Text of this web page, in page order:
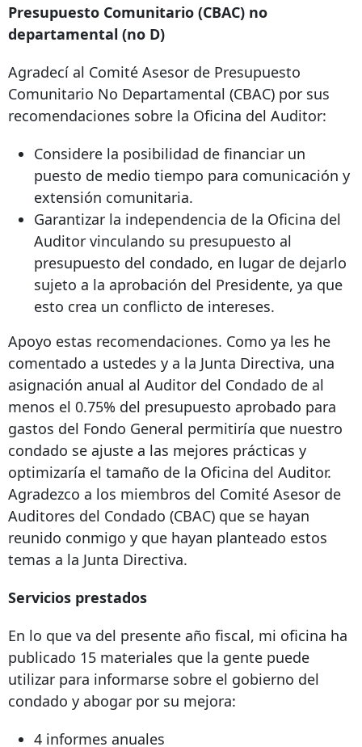
Presupuesto Comunitario (CBAC) no
departamental (no D)
Agradecí al Comité Asesor de Presupuesto
Comunitario No Departamental (CBAC) por sus
recomendaciones sobre la Oficina del Auditor:
Considere la posibilidad de financiar un
puesto de medio tiempo para comunicación y
extensión comunitaria.
Garantizar la independencia de la Oficina del
Auditor vinculando su presupuesto al
presupuesto del condado, en lugar de dejarlo
sujeto a la aprobación del Presidente, ya que
esto crea un conflicto de intereses.
Apoyo estas recomendaciones. Como ya les he
comentado a ustedes y a la Junta Directiva, una
asignación anual al Auditor del Condado de al
menos el 0.75% del presupuesto aprobado para
gastos del Fondo General permitiría que nuestro
condado se ajuste a las mejores prácticas y
optimizaría el tamaño de la Oficina del Auditor.
Agradezco a los miembros del Comité Asesor de
Auditores del Condado (CBAC) que se hayan
reunido conmigo y que hayan planteado estos
temas a la Junta Directiva.
Servicios prestados
En lo que va del presente año fiscal, mi oficina ha
publicado 15 materiales que la gente puede
utilizar para informarse sobre el gobierno del
condado y abogar por su mejora:
4 informes anuales